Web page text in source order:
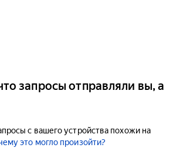
запросы отправляли вы, а
с вашего устройства похожи на
это могло произойти?